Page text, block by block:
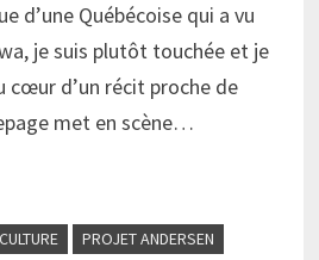
d’une Québécoise qui a vu
je suis plutôt touchée et je
cœur d’un récit proche de
met en scène…
PROJET ANDERSEN